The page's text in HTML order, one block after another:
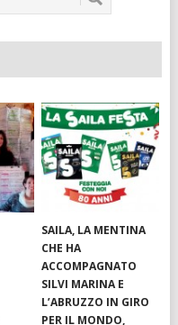
SAILA, LA MENTINA
CHE HA
ACCOMPAGNATO
SILVI MARINA E
L’ABRUZZO IN GIRO
PER IL MONDO,